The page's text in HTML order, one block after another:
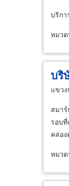
บริก
หมว
บริ
แขว
สมา
รอบ
คล่อ
หมว